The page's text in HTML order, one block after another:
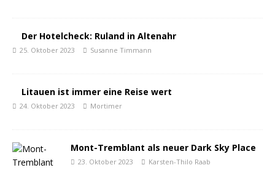
Der Hotelcheck: Ruland in Altenahr
25. Oktober 2023 Susanne Timmann
Litauen ist immer eine Reise wert
24. Oktober 2023 Mortimer
Mont-Tremblant als neuer Dark Sky Place
23. Oktober 2023 Karsten-Thilo Raab